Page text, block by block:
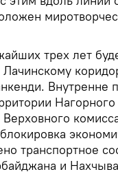
трех лет
Лачинскому
транспортное
и